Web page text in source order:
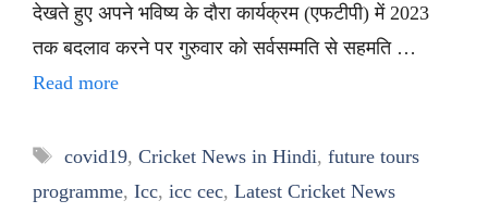
देखते हुए अपने भविष्य के दौरा कार्यक्रम (एफटीपी) में 2023
तक बदलाव करने पर गुरुवार को सर्वसम्मति से सहमति …
Read more
Tags
covid19, Cricket News in Hindi, future tours
programme, Icc, icc cec, Latest Cricket News